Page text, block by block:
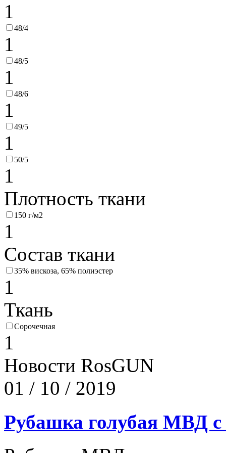
1
48/4
1
48/5
1
48/6
1
49/5
1
50/5
1
Плотность ткани
150 г/м2
1
Состав ткани
35% вискоза, 65% полиэстер
1
Ткань
Сорочечная
1
Новости RosGUN
01 / 10 / 2019
Рубашка голубая МВД